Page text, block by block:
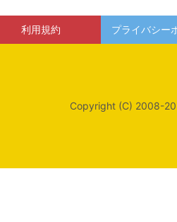
利用規約 プライバシー
Copyright (C) 2008-